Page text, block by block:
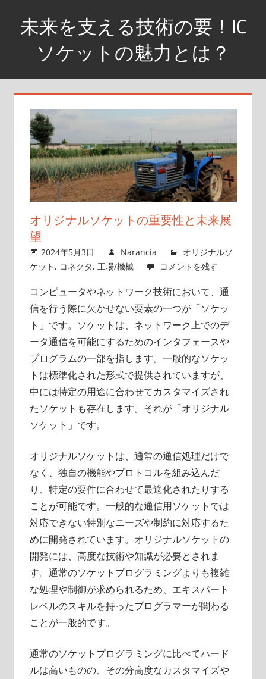
ツ
未来を支える技術の要！IC
ソケットの魅力とは？
革
新
オリジナルソケットの重要性と未来展
望
2024年5月3日 Narancia
オリジナルソ
ケット , コネクタ, 工場/機械 コメントを残す
コンピュータやネットワーク技術において、通
信を行う際に欠かせない要素の一つが「ソケッ
ト」です。 ソケットは、ネットワーク上でのデ
ータ通信を可能にするためのインタフェースや
プログラムの一部を指します。一般的なソケッ
トは標準化された形式で提供されていますが、
中には特定の用途に合わせてカスタマイズされ
たソケットも存在します。それが「オリジナル
ソケット」です。
オリジナルソケットは、通常の通信処理だけで
なく、独自の機能やプロトコルを組み込んだ
り、特定の要件に合わせて最適化されたりする
ことが可能です。一般的な通信用ソケットでは
対応できない特別なニーズや制約に対応するた
めに開発されています。オリジナルソケットの
開発には、高度な技術や知識が必要とされま
す。通常のソケットプログラミングよりも複雑
な処理や制御が求められるため、エキスパート
レベルのスキルを持ったプログラマーが関わる
ことが一般的です。
通常のソケットプログラミングに比べてハード
ルは高いものの、その分高度なカスタマイズや